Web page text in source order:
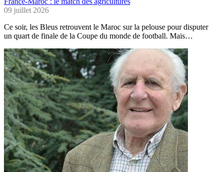
09 juillet 2026
Ce soir, les Bleus retrouvent le Maroc sur la pelouse pour disputer
un quart de finale de la Coupe du monde de football. Mais…